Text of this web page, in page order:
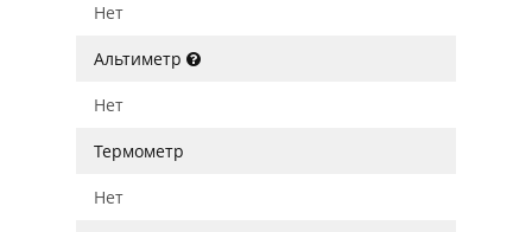
Нет
Альтиметр
Нет
Термометр
Нет